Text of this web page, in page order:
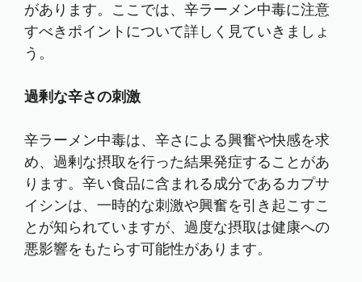
があります。ここでは、辛ラーメン中毒に注意
すべきポイントについて詳しく見ていきましょ
う。
過剰な辛さの刺激
辛ラーメン中毒は、辛さによる興奮や快感を求
め、過剰な摂取を行った結果発症することがあ
ります。辛い食品に含まれる成分であるカプサ
イシンは、一時的な刺激や興奮を引き起こすこ
とが知られていますが、過度な摂取は健康への
悪影響をもたらす可能性があります。